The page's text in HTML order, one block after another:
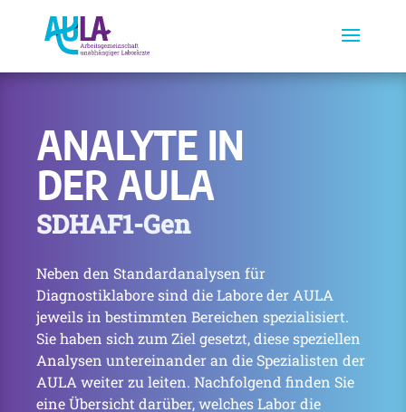
ANALYTE IN
DER AULA
SDHAF1-Gen
Neben den Standardanalysen für
Diagnostiklabore sind die Labore der AULA
jeweils in bestimmten Bereichen spezialisiert.
Sie haben sich zum Ziel gesetzt, diese speziellen
Analysen untereinander an die Spezialisten der
AULA weiter zu leiten. Nachfolgend finden Sie
eine Übersicht darüber, welches Labor die